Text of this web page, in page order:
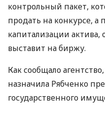
контрольный пакет,
продать на конкурсе,
капитализации
выставит на биржу.
Как сообщало
назначила Рябченко
государственного